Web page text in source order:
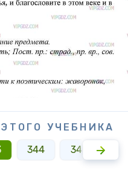
УЧЕБНИКА
344 345